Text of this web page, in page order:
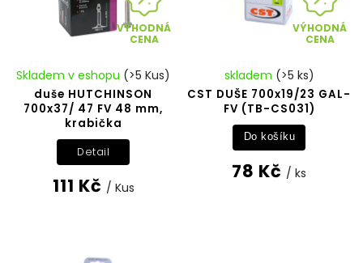
VÝHODNÁ
CENA
duše HUTCHINSON
700x37/ 47 FV 48 mm,
krabička
Skladem v eshopu (>5 Kus)
111 Kč / Kus
Detail
VÝHODNÁ
CENA
CST DUŠE 700x19/23 GAL-
FV (TB-CS031)
skladem (>5 ks)
78 Kč / ks
Do košíku